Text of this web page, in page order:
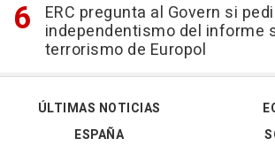
ERC pregunta al Govern si
independentismo del informe
terrorismo de Europol
ÚLTIMAS NOTICIAS
ESPAÑA